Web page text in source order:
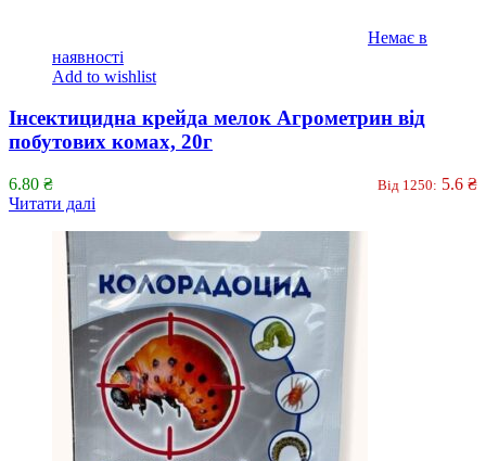
Немає в
наявності
Add to wishlist
Інсектицидна крейда мелок Агрометрин від
побутових комах, 20г
6.80 ₴ Від 1250: 5.6 ₴
Читати далі